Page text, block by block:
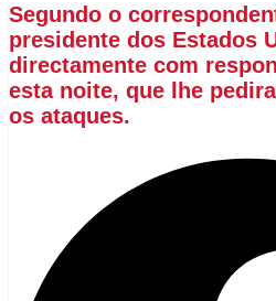
Segundo o
presidente dos Estados
directamente com
esta noite, que lhe
os ataques.